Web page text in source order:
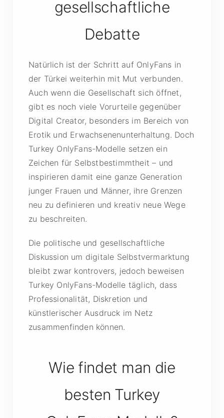
gesellschaftliche
Debatte
Natürlich ist der Schritt auf OnlyFans in
der Türkei weiterhin mit Mut verbunden.
Auch wenn die Gesellschaft sich öffnet,
gibt es noch viele Vorurteile gegenüber
Digital Creator, besonders im Bereich von
Erotik und Erwachsenenunterhaltung. Doch
Turkey OnlyFans-Modelle setzen ein
Zeichen für Selbstbestimmtheit – und
inspirieren damit eine ganze Generation
junger Frauen und Männer, ihre Grenzen
neu zu definieren und kreativ neue Wege
zu beschreiten.
Die politische und gesellschaftliche
Diskussion um digitale Selbstvermarktung
bleibt zwar kontrovers, jedoch beweisen
Turkey OnlyFans-Modelle täglich, dass
Professionalität, Diskretion und
künstlerischer Ausdruck im Netz
zusammenfinden können.
Wie findet man die
besten Turkey